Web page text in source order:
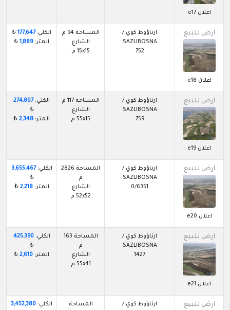
اعلان e17
ارض للبيع
اعلان e18
ارناؤوط كوي /
SAZLIBOSNA
752
المساحة 94 م
الشارع
15x15 م
الكلي:177,647
₺
المتر:1,889
₺
ارض للبيع
اعلان e19
ارناؤوط كوي /
SAZLIBOSNA
759
المساحة 117 م
الشارع
55x15 م
الكلي: 274,807
₺
المتر: 2,348
₺
ارض للبيع
اعلان e20
ارناؤوط كوي /
SAZLIBOSNA
0/6351
المساحة 2826
م
الشارع
52x52 م
الكلي:3,655,467
₺
المتر:2,218
₺
ارض للبيع
اعلان e21
ارناؤوط كوي /
SAZLIBOSNA
1427
المساحة 163
م
الشارع
55x41 م
الكلي:425,390
₺
المتر: 2,610
₺
ارض للبيع
ارناؤوط كوي /
المساحة
الكلي: 3,452,380